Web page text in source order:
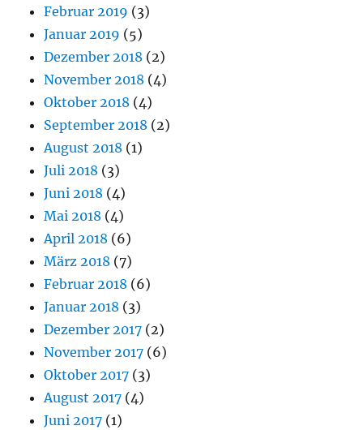
Februar 2019 (3)
Januar 2019 (5)
Dezember 2018 (2)
November 2018 (4)
Oktober 2018 (4)
September 2018 (2)
August 2018 (1)
Juli 2018 (3)
Juni 2018 (4)
Mai 2018 (4)
April 2018 (6)
März 2018 (7)
Februar 2018 (6)
Januar 2018 (3)
Dezember 2017 (2)
November 2017 (6)
Oktober 2017 (3)
August 2017 (4)
Juni 2017 (1)